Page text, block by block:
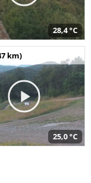
28,4 °C
km)
25,0 °C